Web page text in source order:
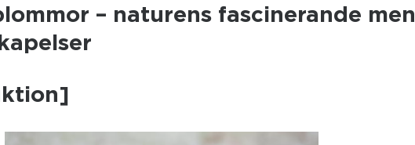
– naturens fascinerande men